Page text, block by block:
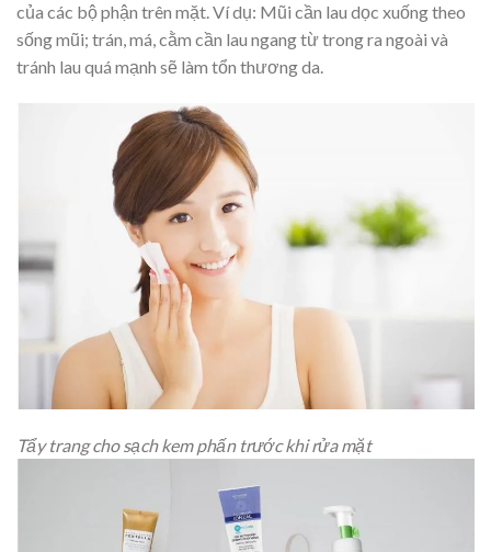
của các bộ phận trên mặt. Ví dụ: Mũi cần lau dọc xuống theo
sống mũi; trán, má, cằm cần lau ngang từ trong ra ngoài và
tránh lau quá mạnh sẽ làm tổn thương da.
Tẩy trang cho sạch kem phấn trước khi rửa mặt